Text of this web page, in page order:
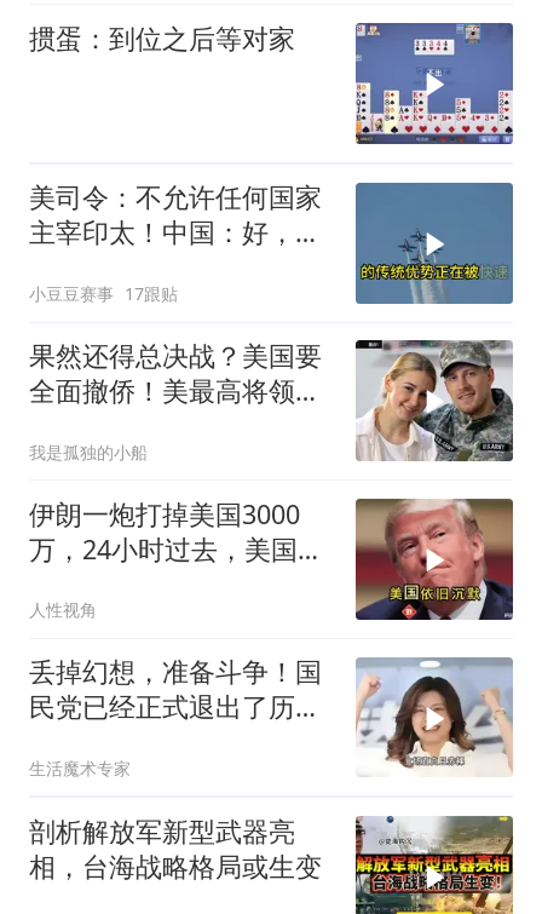
掼蛋：到位之后等对家
美司令：不允许任何国家
主宰印太！中国：好，轰
小豆豆赛事 17跟贴
果然还得总决战？美国要
全面撤侨！美最高将领：
我是孤独的小船
伊朗一炮打掉美国3000
万，24小时过去，美国依
人性视角
丢掉幻想，准备斗争！国
民党已经正式退出了历史
生活魔术专家
剖析解放军新型武器亮
相，台海战略格局或生变